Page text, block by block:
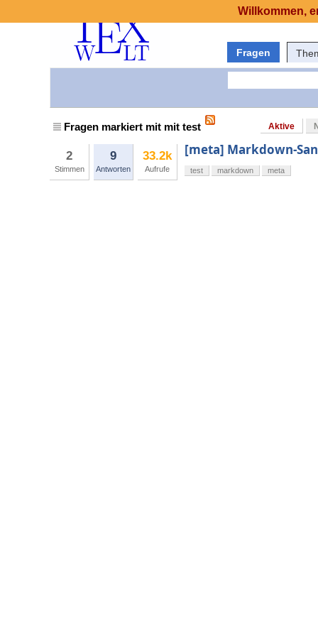
Fragen
Fragen markiert mit mit test Aktive
2
Stimmen
9
Antworten
33.2k
Aufrufe
[meta] Markdown-
test markdown meta
Willkommen,